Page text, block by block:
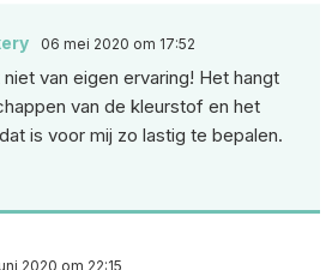
06 mei 2020 om 17:52
van eigen ervaring! Het hangt
van de kleurstof en het
is voor mij zo lastig te bepalen.
2020 om 22:15